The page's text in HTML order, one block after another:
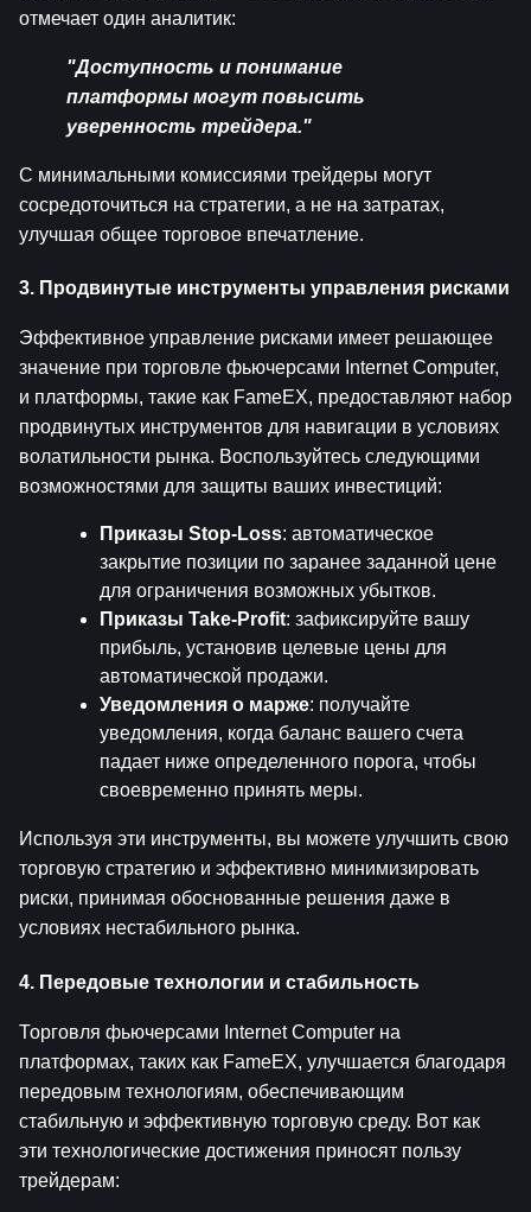
отмечает один аналитик:
"Доступность и понимание
платформы могут повысить
уверенность трейдера."
С минимальными комиссиями трейдеры могут
сосредоточиться на стратегии, а не на затратах,
улучшая общее торговое впечатление.
3. Продвинутые инструменты управления рисками
Эффективное управление рисками имеет решающее
значение при торговле фьючерсами Internet Computer,
и платформы, такие как FameEX, предоставляют набор
продвинутых инструментов для навигации в условиях
волатильности рынка. Воспользуйтесь следующими
возможностями для защиты ваших инвестиций:
Приказы Stop-Loss: автоматическое
закрытие позиции по заранее заданной цене
для ограничения возможных убытков.
Приказы Take-Profit: зафиксируйте вашу
прибыль, установив целевые цены для
автоматической продажи.
Уведомления о марже: получайте
уведомления, когда баланс вашего счета
падает ниже определенного порога, чтобы
своевременно принять меры.
Используя эти инструменты, вы можете улучшить свою
торговую стратегию и эффективно минимизировать
риски, принимая обоснованные решения даже в
условиях нестабильного рынка.
4. Передовые технологии и стабильность
Торговля фьючерсами Internet Computer на
платформах, таких как FameEX, улучшается благодаря
передовым технологиям, обеспечивающим
стабильную и эффективную торговую среду. Вот как
эти технологические достижения приносят пользу
трейдерам: